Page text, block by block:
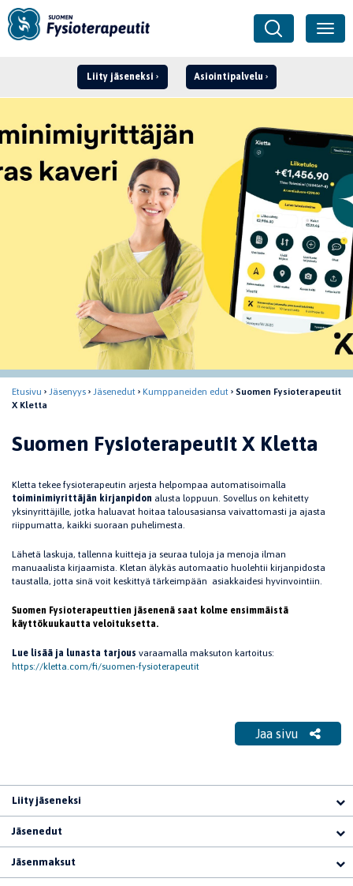
Liity jäseneksi Asiointipalvelu
Etusivu Jäsenyys Jäsenedut Kumppaneiden edut
Suomen Fysioterapeutit
X Kletta
Suomen Fysioterapeutit X Kletta
Kletta tekee fysioterapeutin arjesta helpompaa automatisoimalla
toiminimiyrittäjän kirjanpidon alusta loppuun. Sovellus on kehitetty
yksinyrittäjille, jotka haluavat hoitaa talousasiansa vaivattomasti ja ajasta
riippumatta, kaikki suoraan puhelimesta.
Lähetä laskuja, tallenna kuitteja ja seuraa tuloja ja menoja ilman
manuaalista kirjaamista. Kletan älykäs automaatio huolehtii kirjanpidosta
taustalla, jotta sinä voit keskittyä tärkeimpään asiakkaidesi hyvinvointiin.
Suomen Fysioterapeuttien jäsenenä saat kolme ensimmäistä
käyttökuukautta veloituksetta.
Lue lisää ja lunasta tarjous varaamalla maksuton kartoitus:
https://kletta.com/fi/suomen-fysioterapeutit
Jaa sivu
Liity jäseneksi
Jäsenedut
Jäsenmaksut